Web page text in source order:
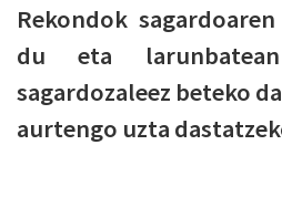
Rekondok
du eta
sagardozaleez beteko
aurtengo uzta